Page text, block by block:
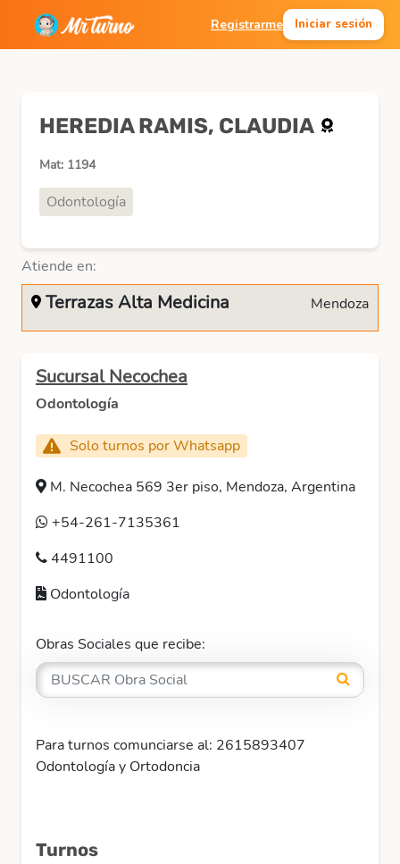
Registrarme Iniciar sesión
HEREDIA RAMIS, CLAUDIA
Mat: 1194
Odontología
Atiende en:
Terrazas Alta Medicina Mendoza
Sucursal Necochea
Odontología
Solo turnos por Whatsapp
M. Necochea 569 3er piso, Mendoza, Argentina
+54-261-7135361
4491100
Odontología
Obras Sociales que recibe:
Para turnos comunciarse al: 2615893407
Odontología y Ortodoncia
Turnos